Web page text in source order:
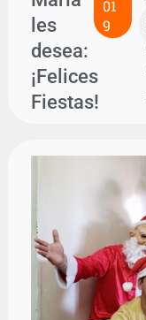
les
desea:
¡Felices
Fiestas!
01
9